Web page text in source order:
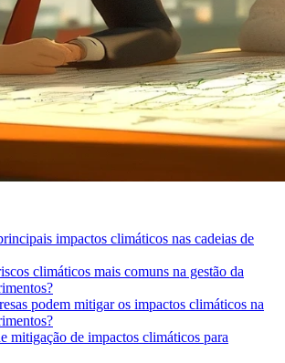
impactos climáticos nas cadeias de
climáticos mais comuns na gestão da
podem mitigar os impactos climáticos na
mitigação de impactos climáticos para